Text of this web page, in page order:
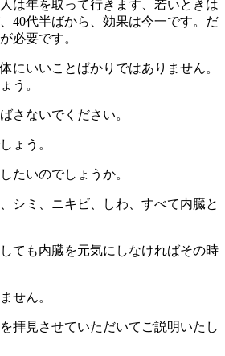
は年を取って行きます、若いときは
40代半ばから、効果は今一です。だ
必要です。
にいいことばかりではありません。
う。
さないでください。
ょう。
たいのでしょうか。
シミ、ニキビ、しわ、すべて内臓と
ても内臓を元気にしなければその時
せん。
拝見させていただいてご説明いたし